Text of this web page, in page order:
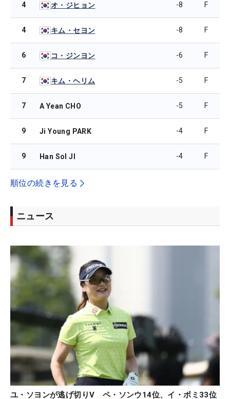
4 オ・ジヒョン -8 F
4 キム・セヨン -8 F
6 コ・ジンヨン -6 F
7 キム・ヘリム -5 F
7 A Yean CHO -5 F
9 Ji Young PARK -4 F
9 Han Sol JI -4 F
順位の続きを見る
ニュース
ユ・ソヨンが逃げ切りV ペ・ソンウ14位、イ・ボミ33位